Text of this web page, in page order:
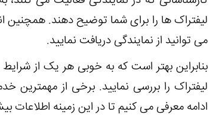
لیفتراک ها را برای شما توضیح دهند. همچنین
می توانید از نمایندگی دریافت نمایید.
بنابراین بهتر است که به خوبی هر یک از
لیفتراک را بررسی نمایید. برخی از مهمترین
ادامه معرفی می کنیم تا در این زمینه